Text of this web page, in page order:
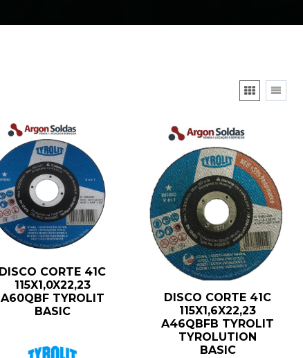
DISCO CORTE 41C
115X1,0X22,23
A60QBF TYROLIT
BASIC
DISCO CORTE 41C
115X1,6X22,23
A46QBFB TYROLIT
TYROLUTION
BASIC